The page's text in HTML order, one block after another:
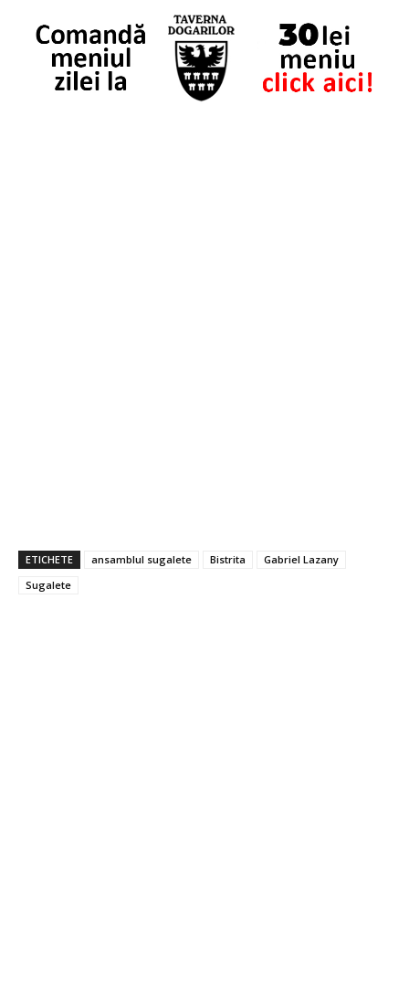
ETICHETE ansamblul sugalete Bistrita
Gabriel Lazany
Sugalete